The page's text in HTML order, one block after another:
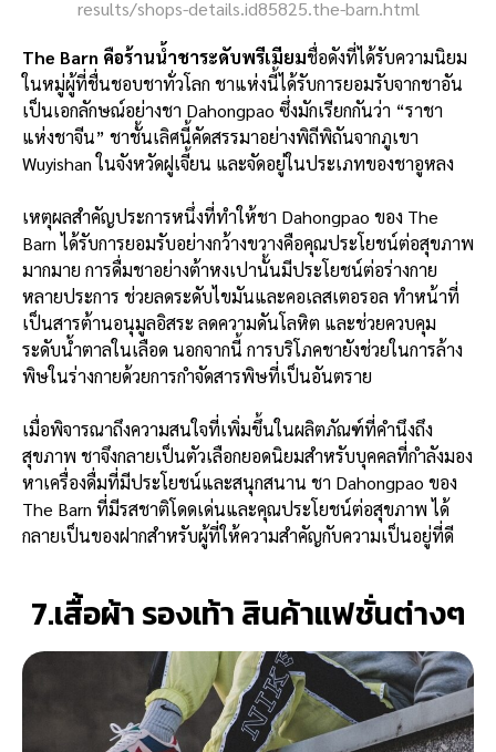
results/shops-details.id85825.the-barn.html
The Barn คือร้านน้ำชาระดับพรีเมียมชื่อดังที่ได้รับความนิยม
ในหมู่ผู้ที่ชื่นชอบชาทั่วโลก ชาแห่งนี้ได้รับการยอมรับจากชาอัน
เป็นเอกลักษณ์อย่างชา Dahongpao ซึ่งมักเรียกกันว่า “ราชา
แห่งชาจีน” ชาชั้นเลิศนี้คัดสรรมาอย่างพิถีพิถันจากภูเขา
Wuyishan ในจังหวัดฝูเจี้ยน และจัดอยู่ในประเภทของชาอูหลง
เหตุผลสำคัญประการหนึ่งที่ทำให้ชา Dahongpao ของ The
Barn ได้รับการยอมรับอย่างกว้างขวางคือคุณประโยชน์ต่อสุขภาพ
มากมาย การดื่มชาอย่างต้าหงเปานั้นมีประโยชน์ต่อร่างกาย
หลายประการ ช่วยลดระดับไขมันและคอเลสเตอรอล ทำหน้าที่
เป็นสารต้านอนุมูลอิสระ ลดความดันโลหิต และช่วยควบคุม
ระดับน้ำตาลในเลือด นอกจากนี้ การบริโภคชายังช่วยในการล้าง
พิษในร่างกายด้วยการกำจัดสารพิษที่เป็นอันตราย
เมื่อพิจารณาถึงความสนใจที่เพิ่มขึ้นในผลิตภัณฑ์ที่คำนึงถึง
สุขภาพ ชาจึงกลายเป็นตัวเลือกยอดนิยมสำหรับบุคคลที่กำลังมอง
หาเครื่องดื่มที่มีประโยชน์และสนุกสนาน ชา Dahongpao ของ
The Barn ที่มีรสชาติโดดเด่นและคุณประโยชน์ต่อสุขภาพ ได้
กลายเป็นของฝากสำหรับผู้ที่ให้ความสำคัญกับความเป็นอยู่ที่ดี
7.เสื้อผ้า รองเท้า สินค้าแฟชั่นต่างๆ